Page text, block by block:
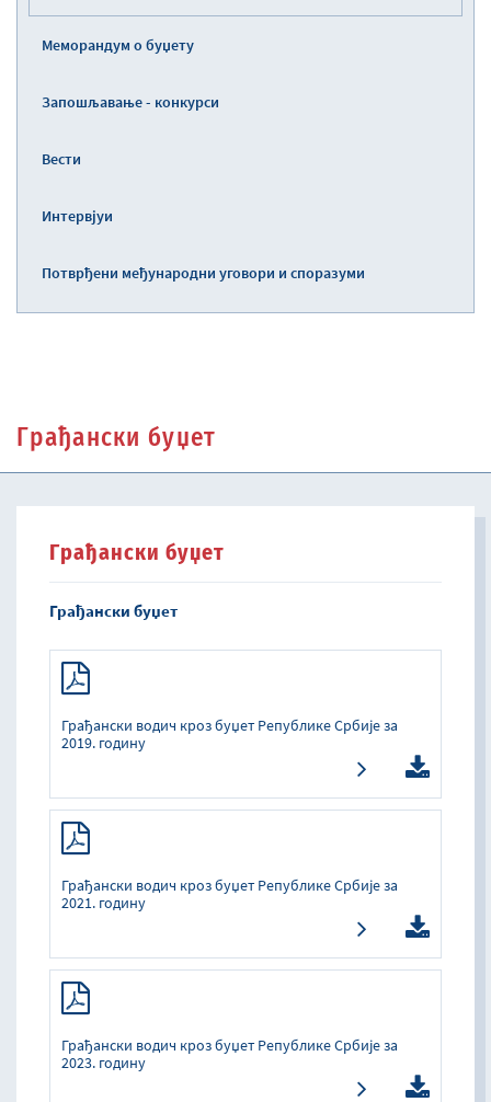
Меморандум о буџету
Запошљавање - конкурси
Вести
Интервјуи
Потврђени међународни уговори и споразуми
Грађански буџет
Грађански буџет
Грађански буџет
Грађански водич кроз буџет Републике Србије за
2019. годину
Грађански водич кроз буџет Републике Србије за
2021. годину
Грађански водич кроз буџет Републике Србије за
2023. годину